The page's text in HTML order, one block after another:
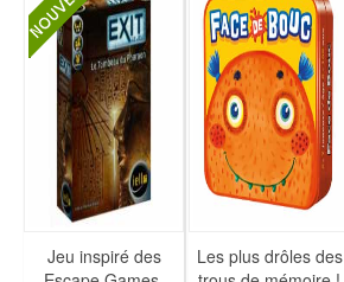
Jeu inspiré des
Les plus drôles des